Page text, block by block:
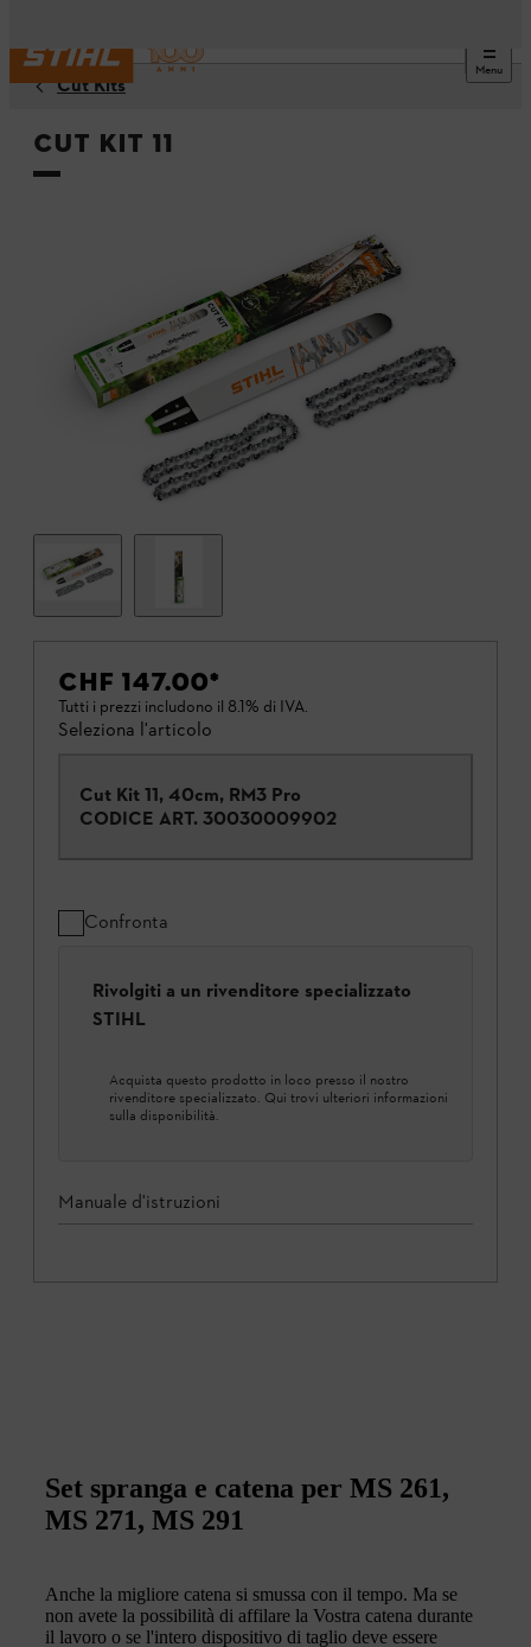
Menu
Cut Kits
Cut Kit 11
CHF 147.00*
Tutti i prezzi includono il 8.1% di IVA.
Seleziona l'articolo
Cut Kit 11, 40cm, RM3 Pro
CODICE ART. 30030009902
Confronta
Rivolgiti a un rivenditore specializzato
STIHL
Acquista questo prodotto in loco presso il nostro
rivenditore specializzato. Qui trovi ulteriori informazioni
sulla disponibilità.
Manuale d'istruzioni
Set spranga e catena per MS 261,
MS 271, MS 291
Anche la migliore catena si smussa con il tempo. Ma se
non avete la possibilità di affilare la Vostra catena durante
il lavoro o se l'intero dispositivo di taglio deve essere